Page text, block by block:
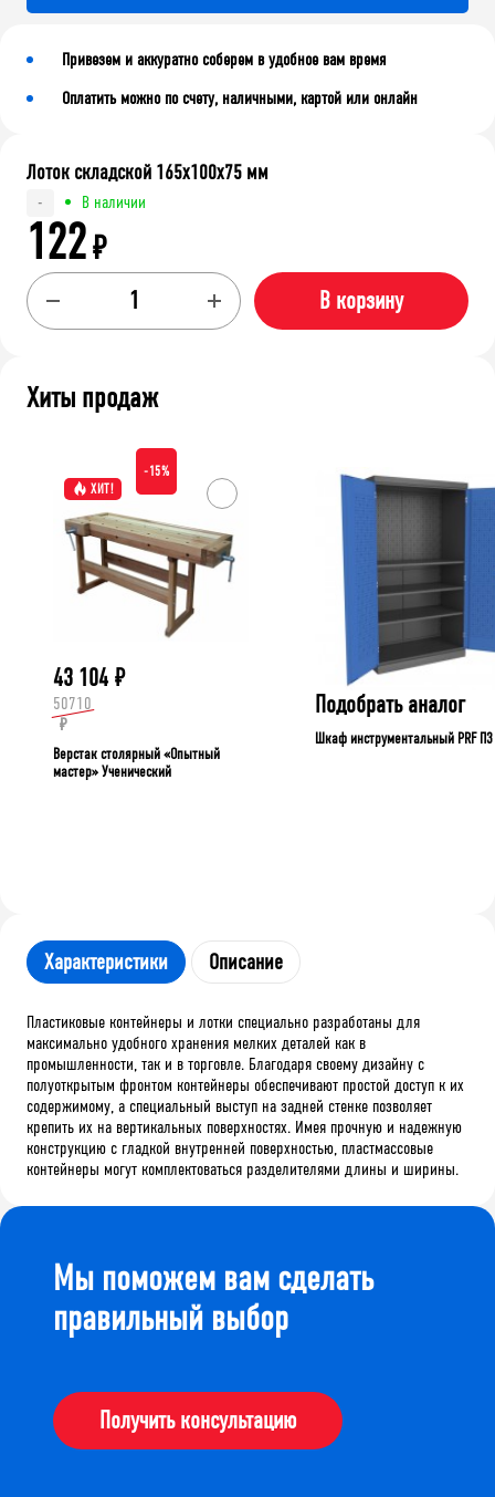
Привезем и аккуратно соберем в удобное вам время
Оплатить можно по счету, наличными, картой или онлайн
Лоток складской 165х100х75 мм
- В наличии
122₽
В корзину
Хиты продаж
ХИТ!
-15%
43 104 ₽
50710
₽
Верстак столярный «Опытный
мастер» Ученический
Подобрать аналог
Шкаф инструментальный PRF П3
Характеристики Описание
Пластиковые контейнеры и лотки специально разработаны для
максимально удобного хранения мелких деталей как в
промышленности, так и в торговле. Благодаря своему дизайну с
полуоткрытым фронтом контейнеры обеспечивают простой доступ к их
содержимому, а специальный выступ на задней стенке позволяет
крепить их на вертикальных поверхностях. Имея прочную и надежную
конструкцию с гладкой внутренней поверхностью, пластмассовые
контейнеры могут комплектоваться разделителями длины и ширины.
Мы поможем вам сделать
правильный выбор
Получить консультацию